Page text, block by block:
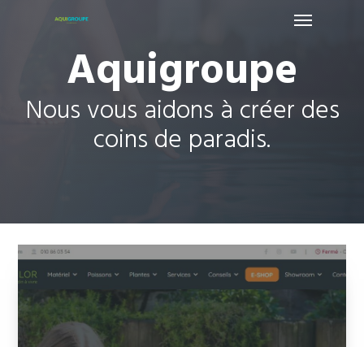
Menu
Aquigroupe
Nous vous aidons à créer des
coins de paradis.